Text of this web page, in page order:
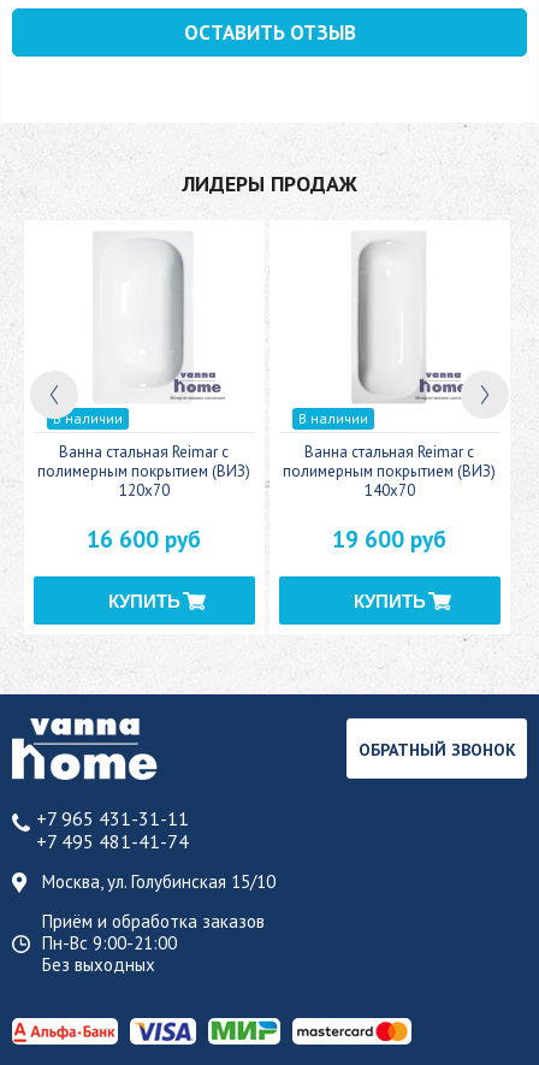
ОСТАВИТЬ ОТЗЫВ
ЛИДЕРЫ ПРОДАЖ
В наличии
Ванна стальная Reimar с
полимерным покрытием (ВИЗ)
120x70
16 600 руб
В наличии
Ванна стальная Reimar с
полимерным покрытием (ВИЗ)
140x70
19 600 руб
+7 965 431-31-11
+7 495 481-41-74
Москва, ул. Голубинская 15/10
Приём и обработка заказов
Пн-Вс 9:00-21:00
Без выходных
ОБРАТНЫЙ ЗВОНОК